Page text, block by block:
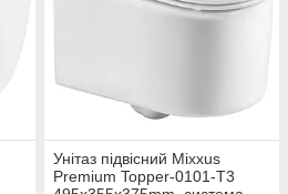
Унітаз підвісний Mixxus
Premium Topper-0101-T3